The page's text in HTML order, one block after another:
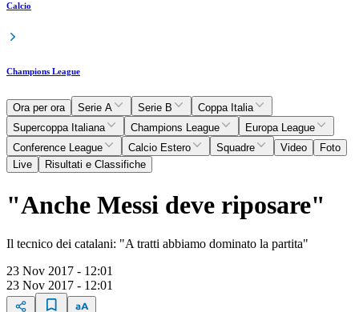
Calcio
Champions League
Ora per ora Serie A Serie B
Coppa Italia
Supercoppa Italiana
Champions League
Europa League
Conference League
Calcio Estero Squadre Video
Foto
Live
Risultati e Classifiche
"Anche Messi deve riposare"
Il tecnico dei catalani: "A tratti abbiamo dominato la partita"
23 Nov 2017 - 12:01
23 Nov 2017 - 12:01